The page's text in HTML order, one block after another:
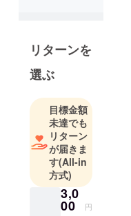
リターンを
選ぶ
目標金額
未達でも
リターン
が届きま
す(All-in
方式)
3,0
00 円